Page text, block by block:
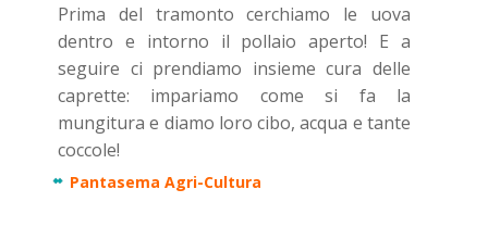
Prima del tramonto cerchiamo le uova
dentro e intorno il pollaio aperto! E a
seguire ci prendiamo insieme cura delle
caprette: impariamo come si fa la
mungitura e diamo loro cibo, acqua e tante
coccole!
Pantasema Agri-Cultura